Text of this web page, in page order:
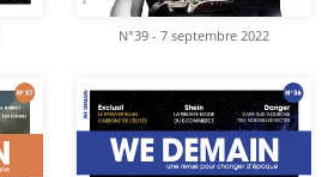
N°39 - 7 septembre 2022